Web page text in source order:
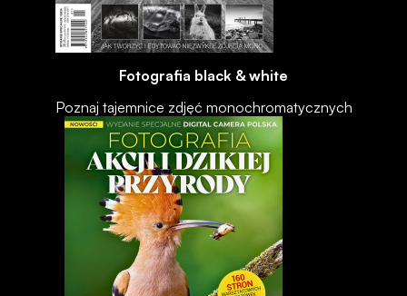
Fotografia black & white
Poznaj tajemnice zdjęć monochromatycznych